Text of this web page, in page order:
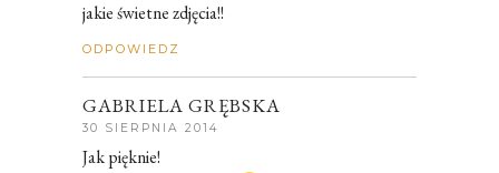
jakie świetne zdjęcia!!
ODPOWIEDZ
GABRIELA GRĘBSKA
30 SIERPNIA 2014
Jak pięknie!